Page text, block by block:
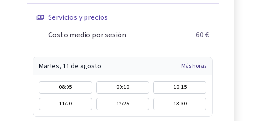
Servicios y precios
Costo medio por sesión
60 €
Martes, 11 de agosto Más horas
08:05 09:10
10:15
11:20
12:25 13:30